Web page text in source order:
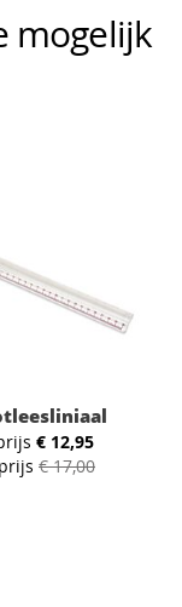
mogelijk
€ 12,95
€ 17,00